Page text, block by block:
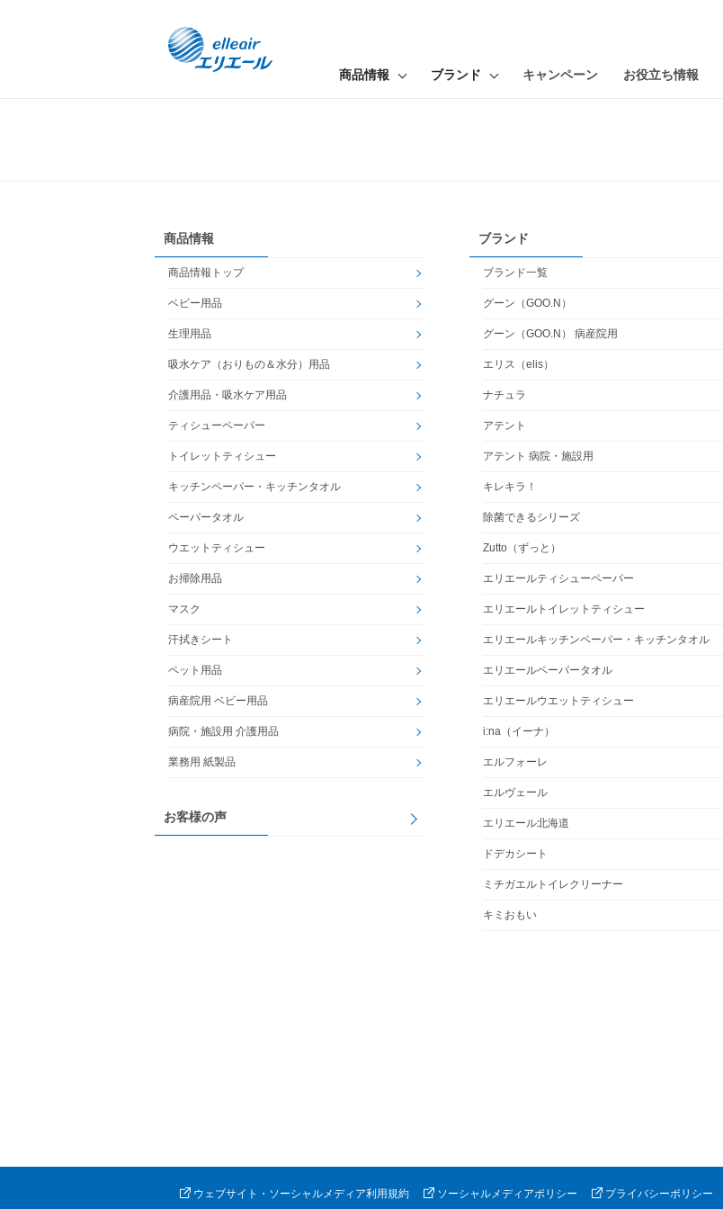
商品情報 ブランド キャンペーン お役立ち情報
商品情報
商品情報トップ
ベビー用品
生理用品
吸水ケア（おりもの＆水分）用品
介護用品・吸水ケア用品
ティシューペーパー
トイレットティシュー
キッチンペーパー・キッチンタオル
ペーパータオル
ウエットティシュー
お掃除用品
マスク
汗拭きシート
ペット用品
病産院用 ベビー用品
病院・施設用 介護用品
業務用 紙製品
お客様の声
ブランド
ブランド一覧
グーン（GOO.N）
グーン（GOO.N） 病産院用
エリス（elis）
ナチュラ
アテント
アテント 病院・施設用
キレキラ！
除菌できるシリーズ
Zutto（ずっと）
エリエールティシューペーパー
エリエールトイレットティシュー
エリエールキッチンペーパー・キッチンタオル
エリエールペーパータオル
エリエールウエットティシュー
i:na（イーナ）
エルフォーレ
エルヴェール
エリエール北海道
ドデカシート
ミチガエルトイレクリーナー
キミおもい
ウェブサイト・ソーシャルメディア利用規約 ソーシャルメディアポリシー プライバシーポリシー